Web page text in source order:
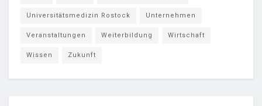
Universitätsmedizin Rostock Unternehmen
Veranstaltungen Weiterbildung Wirtschaft
Wissen Zukunft